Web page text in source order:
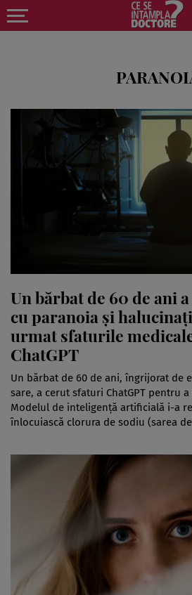
Un bărbat de 60 de ani
cu paranoia și
urmat sfaturile
ChatGPT
Un bărbat de 60 de ani, îngrijorat de
sare, a cerut sfaturi ChatGPT pentru
Modelul de inteligență artificială i-a
înlocuiască clorura de sodiu (sarea